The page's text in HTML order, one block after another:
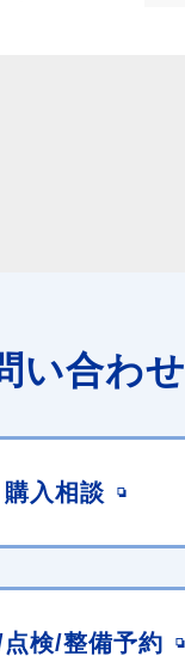
い合わせ
購入相談
検/整備予約